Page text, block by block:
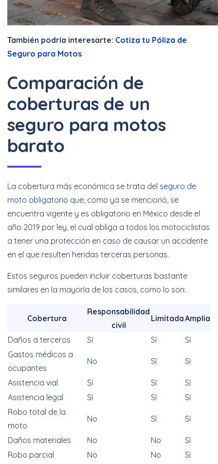
También podría interesarte: Cotiza tu Póliza de
Seguro para Motos
Comparación de
coberturas de un
seguro para motos
barato
La cobertura más económica se trata del seguro de
moto obligatorio que, como ya se mencionó, se
encuentra vigente y es obligatorio en México desde el
año 2019 por ley, el cual obliga a todos los motociclistas
a tener una protección en caso de causar un accidente
en el que resulten heridas terceras personas.
Estos seguros pueden incluir coberturas bastante
similares en la mayoría de los casos, como lo son:
Cobertura
Responsabilidad
civil
LimitadaAmplia
Daños a terceros Sí Sí
Sí
Gastos médicos a
ocupantes
No Sí Sí
Asistencia vial Sí Sí
Sí
Asistencia legal
Sí Sí
Sí
Robo total de la
moto
No Sí Sí
Daños materiales No No
Sí
Robo parcial
No No
Sí